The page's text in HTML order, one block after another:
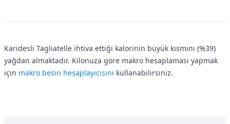
Karidesli Tagliatelle ihtiva ettiği kalorinin büyük kısmını (%39)
yağdan almaktadır. Kilonuza göre makro hesaplaması yapmak
için makro besin hesaplayıcısını kullanabilirsiniz.